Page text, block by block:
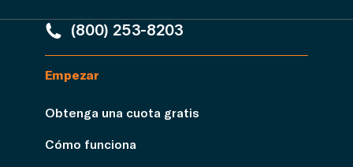
(800) 253-8203
Empezar
Obtenga una cuota gratis
Cómo funciona